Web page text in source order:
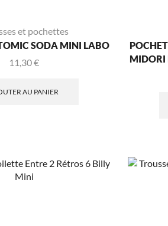
et pochettes
SODA MINI LABO
11,30€
AU PANIER
MIDORI